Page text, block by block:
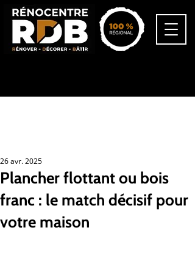
Plancher flottant ou bois
franc : le match décisif pour
votre maison
26 avr. 2025